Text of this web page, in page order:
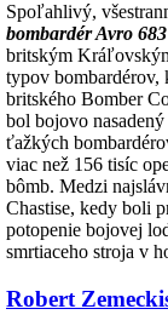
Spoľahlivý,
bombardér Avro
britským
typov
britského Bomber
bol bojovo
ťažkých
viac než 156 tisíc
bômb. Medzi
Chastise, kedy boli
potopenie bojovej
smrtiaceho stroja v
Robert